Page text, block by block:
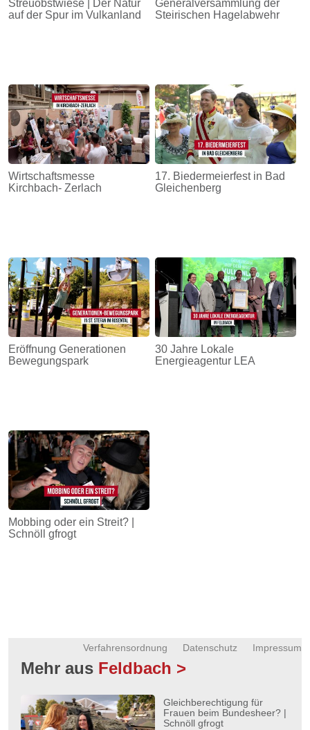
Streuobstwiese | Der Natur
auf der Spur im Vulkanland
Generalversammlung der
Steirischen Hagelabwehr
Wirtschaftsmesse
Kirchbach- Zerlach
17. Biedermeierfest in Bad
Gleichenberg
Eröffnung Generationen
Bewegungspark
30 Jahre Lokale
Energieagentur LEA
Mobbing oder ein Streit? |
Schnöll gfrogt
Impressum
Datenschutz
Verfahrensordnung
Mehr aus Feldbach >
Gleichberechtigung für
Frauen beim Bundesheer? |
Schnöll gfrogt